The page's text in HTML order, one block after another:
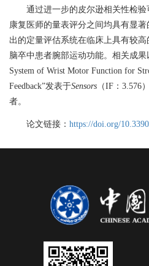
通过进一步的皮尔逊相关性检
康复医师的量表评分之间均具有显
出的定量评估系统在临床上具有较
脑卒中患者腕部运动功能。相关成果
System of Wrist Motor Function for
Feedback”发表于Sensors （IF ： 3.576
者。
论文链接： https://doi.org/